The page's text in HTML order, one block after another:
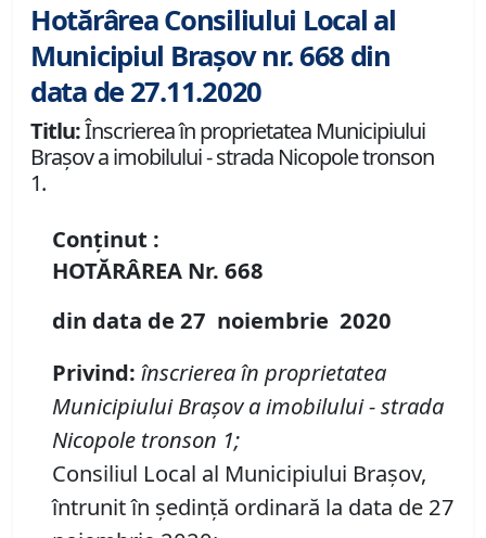
Hotărârea Consiliului Local al
Municipiul Brașov nr. 668 din
data de 27.11.2020
Titlu:Înscrierea în proprietatea Municipiului
Braşov a imobilului - strada Nicopole tronson
1.
Conținut :
HOTĂRÂREA Nr. 668
din data de 27 noiembrie 2020
Privind: înscrierea în proprietatea
Municipiului Braşov a imobilului-strada
Nicopole tronson 1;
Consiliul Local al Municipiului Brașov,
întrunit în ședință ordinară la data de 27